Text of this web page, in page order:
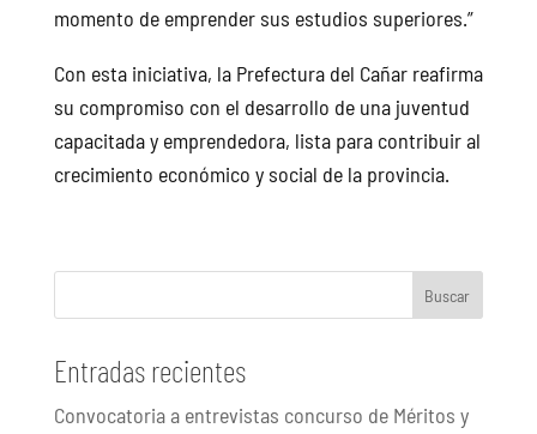
momento de emprender sus estudios superiores.”
Con esta iniciativa, la Prefectura del Cañar reafirma
su compromiso con el desarrollo de una juventud
capacitada y emprendedora, lista para contribuir al
crecimiento económico y social de la provincia.
Buscar
Entradas recientes
Convocatoria a entrevistas concurso de Méritos y